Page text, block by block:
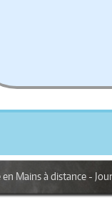
en Mains à distance -